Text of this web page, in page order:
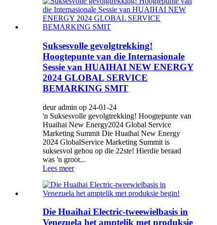
Suksesvolle gevolgtrekking!
Hoogtepunte van die Internasionale
Sessie van HUAIHAI NEW ENERGY
2024 GLOBAL SERVICE
BEMARKING SMIT
deur admin op 24-01-24
'n Suksesvolle gevolgtrekking! Hoogtepunte van
Huaihai New Energy2024 Global Service
Marketing Summit Die Huaihai New Energy
2024 GlobalService Marketing Summit is
suksesvol gehou op die 22ste! Hierdie beraad
was 'n groot...
Lees meer
Die Huaihai Electric-tweewielbasis in
Venezuela het amptelik met produksie